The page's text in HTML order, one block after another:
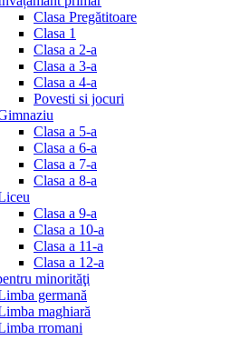
Clasa Pregătitoare
Clasa 1
Clasa a 2-a
Clasa a 3-a
Clasa a 4-a
Povesti si jocuri
Clasa a 5-a
Clasa a 6-a
Clasa a 7-a
Clasa a 8-a
Clasa a 9-a
Clasa a 10-a
Clasa a 11-a
Clasa a 12-a
minorităţi
germană
maghiară
rromani